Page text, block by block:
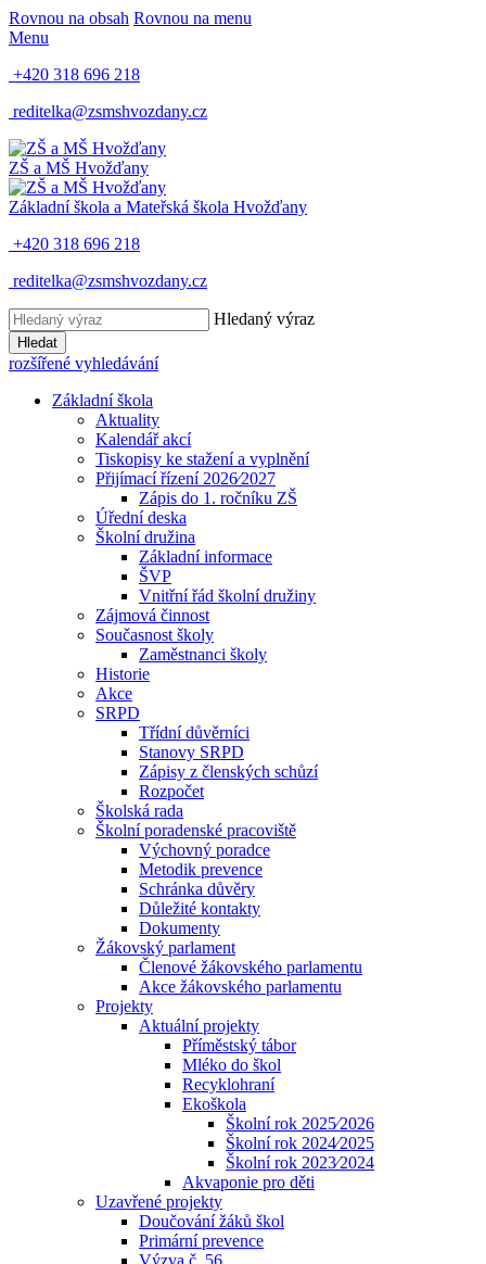
Rovnou na obsah Rovnou na menu
Menu
+420 318 696 218
reditelka@zsmshvozdany.cz
ZŠ a MŠ Hvožďany
Základní škola a Mateřská škola Hvožďany
+420 318 696 218
reditelka@zsmshvozdany.cz
Hledaný výraz
Hledat
rozšířené vyhledávání
Základní škola
Aktuality
Kalendář akcí
Tiskopisy ke stažení a vyplnění
Přijímací řízení 2026⁄2027
Zápis do 1. ročníku ZŠ
Úřední deska
Školní družina
Základní informace
ŠVP
Vnitřní řád školní družiny
Zájmová činnost
Současnost školy
Zaměstnanci školy
Historie
Akce
SRPD
Třídní důvěrníci
Stanovy SRPD
Zápisy z členských schůzí
Rozpočet
Školská rada
Školní poradenské pracoviště
Výchovný poradce
Metodik prevence
Schránka důvěry
Důležité kontakty
Dokumenty
Žákovský parlament
Členové žákovského parlamentu
Akce žákovského parlamentu
Projekty
Aktuální projekty
Příměstský tábor
Mléko do škol
Recyklohraní
Ekoškola
Školní rok 2025⁄2026
Školní rok 2024⁄2025
Školní rok 2023⁄2024
Akvaponie pro děti
Uzavřené projekty
Doučování žáků škol
Primární prevence
Výzva č. 56